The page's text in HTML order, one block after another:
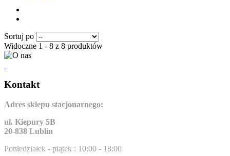
Sortuj po
Widoczne 1 - 8 z 8 produktów
Kontakt
Adres sklepu stacjonarnego:
ul. Kiepury 5B
20-838 Lublin
Poniedziałek - piątek : 10:00 - 18:00